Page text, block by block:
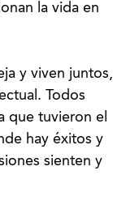
la vida en
y viven juntos,
Todos
que tuvieron el
hay éxitos y
sienten y